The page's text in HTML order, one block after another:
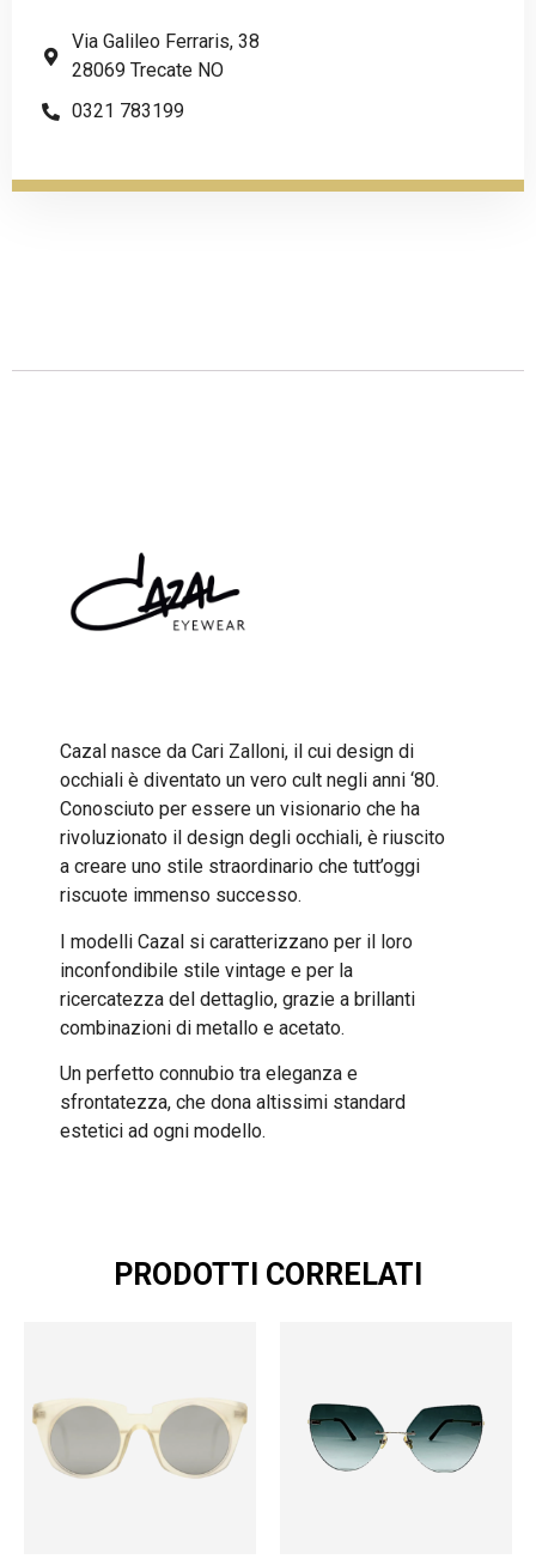
Via Galileo Ferraris, 38
28069 Trecate NO
0321 783199
Cazal nasce da Cari Zalloni, il cui design di
occhiali è diventato un vero cult negli anni ‘80.
Conosciuto per essere un visionario che ha
rivoluzionato il design degli occhiali, è riuscito
a creare uno stile straordinario che tutt’oggi
riscuote immenso successo.
I modelli Cazal si caratterizzano per il loro
inconfondibile stile vintage e per la
ricercatezza del dettaglio, grazie a brillanti
combinazioni di metallo e acetato.
Un perfetto connubio tra eleganza e
sfrontatezza, che dona altissimi standard
estetici ad ogni modello.
PRODOTTI CORRELATI